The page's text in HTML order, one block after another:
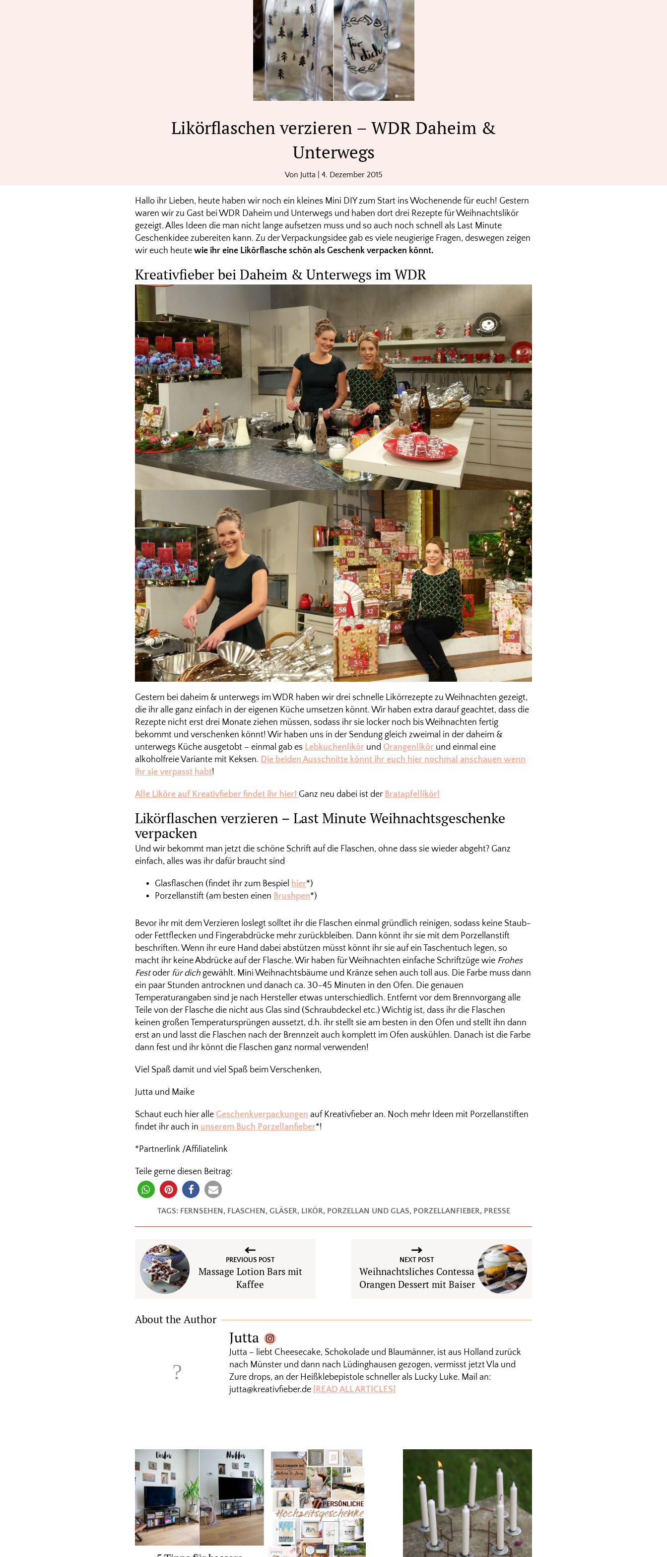
Likörflaschen verzieren – WDR Daheim &
Unterwegs
Von Jutta 4. Dezember 2015
Hallo ihr Lieben, heute haben wir noch ein kleines Mini DIY zum Start ins Wochenende für euch! Gestern
waren wir zu Gast bei WDR Daheim und Unterwegs und haben dort drei Rezepte für Weihnachtslikör
gezeigt. Alles Ideen die man nicht lange aufsetzen muss und so auch noch schnell als Last Minute
Geschenkidee zubereiten kann. Zu der Verpackungsidee gab es viele neugierige Fragen, deswegen zeigen
wir euch heute wie ihr eine Likörflasche schön als Geschenk verpacken könnt.
Kreativfieber bei Daheim & Unterwegs im WDR
Gestern bei daheim & unterwegs im WDR haben wir drei schnelle Likörrezepte zu Weihnachten gezeigt,
die ihr alle ganz einfach in der eigenen Küche umsetzen könnt. Wir haben extra darauf geachtet, dass die
Rezepte nicht erst drei Monate ziehen müssen, sodass ihr sie locker noch bis Weihnachten fertig
bekommt und verschenken könnt! Wir haben uns in der Sendung gleich zweimal in der daheim &
unterwegs Küche ausgetobt – einmal gab es Lebkuchenlikör und Orangenlikör und einmal eine
alkoholfreie Variante mit Keksen. Die beiden Ausschnitte könnt ihr euch hier nochmal anschauen wenn
ihr sie verpasst habt!
Alle Liköre auf Kreativfieber findet ihr hier! Ganz neu dabei ist der Bratapfellikör!
Likörflaschen verzieren – Last Minute Weihnachtsgeschenke
verpacken
Und wir bekommt man jetzt die schöne Schrift auf die Flaschen, ohne dass sie wieder abgeht? Ganz
einfach, alles was ihr dafür braucht sind
Glasflaschen (findet ihr zum Bespiel hier*)
Porzellanstift (am besten einen Brushpen*)
Bevor ihr mit dem Verzieren loslegt solltet ihr die Flaschen einmal gründlich reinigen, sodass keine Staub-
oder Fettflecken und Fingerabdrücke mehr zurückbleiben. Dann könnt ihr sie mit dem Porzellanstift
beschriften. Wenn ihr eure Hand dabei abstützen müsst könnt ihr sie auf ein Taschentuch legen, so
macht ihr keine Abdrücke auf der Flasche. Wir haben für Weihnachten einfache Schriftzüge wie Frohes
Festoder für dich gewählt. Mini Weihnachtsbäume und Kränze sehen auch toll aus. Die Farbe muss dann
ein paar Stunden antrocknen und danach ca. 30-45 Minuten in den Ofen. Die genauen
Temperaturangaben sind je nach Hersteller etwas unterschiedlich. Entfernt vor dem Brennvorgang alle
Teile von der Flasche die nicht aus Glas sind (Schraubdeckel etc.) Wichtig ist, dass ihr die Flaschen
keinen großen Temperatursprüngen aussetzt, d.h. ihr stellt sie am besten in den Ofen und stellt ihn dann
erst an und lasst die Flaschen nach der Brennzeit auch komplett im Ofen auskühlen. Danach ist die Farbe
dann fest und ihr könnt die Flaschen ganz normal verwenden!
Viel Spaß damit und viel Spaß beim Verschenken,
Jutta und Maike
Schaut euch hier alle Geschenkverpackungen auf Kreativfieber an. Noch mehr Ideen mit Porzellanstiften
findet ihr auch in unserem Buch Porzellanfieber*!
*Partnerlink /Affiliatelink
Teile gerne diesen Beitrag:
TAGS: FERNSEHEN, FLASCHEN, GLÄSER, LIKÖR, PORZELLAN UND GLAS, PORZELLANFIEBER, PRESSE
PREVIOUS POST
Massage Lotion Bars mit
Kaffee
NEXT POST
Weihnachtsliches Contessa
Orangen Dessert mit Baiser
About the Author
Jutta
Jutta – liebt Cheesecake, Schokolade und Blaumänner, ist aus Holland zurück
nach Münster und dann nach Lüdinghausen gezogen, vermisst jetzt Vla und
Zure drops, an der Heißklebepistole schneller als Lucky Luke. Mail an:
jutta@kreativfieber.de [READ ALL ARTICLES]